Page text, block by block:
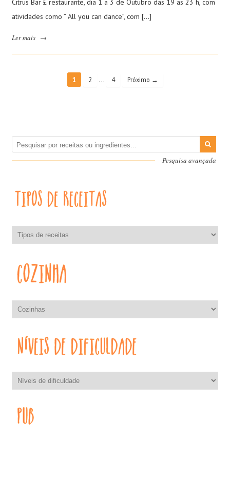
Citrus Bar £ restaurante, dia 1 a 3 de Outubro das 19 as 23 h, com
atividades como ” All you can dance”, com […]
Ler mais →
1 2 … 4 Próximo →
Pesquisa avançada